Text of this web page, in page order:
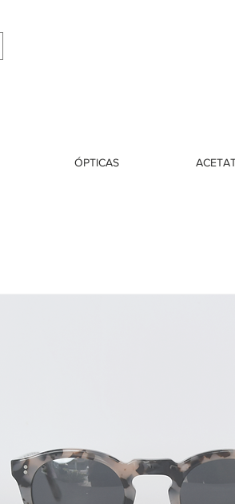
ÓPTICAS